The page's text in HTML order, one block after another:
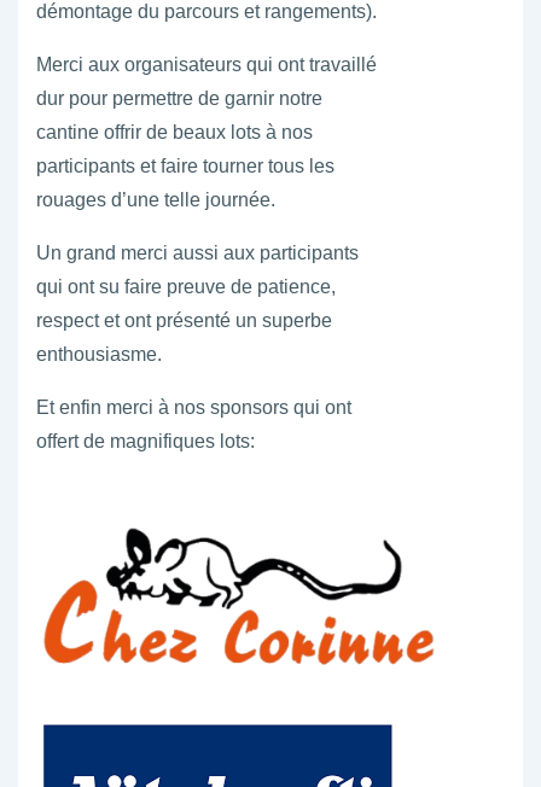
démontage du parcours et rangements).
Merci aux organisateurs qui ont travaillé
dur pour permettre de garnir notre
cantine offrir de beaux lots à nos
participants et faire tourner tous les
rouages d’une telle journée.
Un grand merci aussi aux participants
qui ont su faire preuve de patience,
respect et ont présenté un superbe
enthousiasme.
Et enfin merci à nos sponsors qui ont
offert de magnifiques lots: